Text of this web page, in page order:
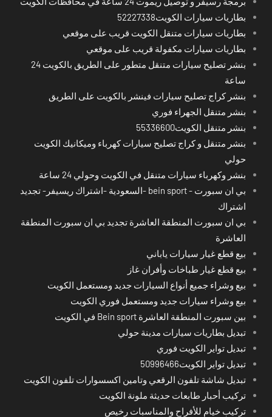
بطاريات سيارات الكويت52227338
بطاريات سيارات متنقل الكويت قريب على موقعي
بطاريات سيارات مكفولة قريب على موقعي
بنشر تصليح سيارات متنقل متطور على الطريق بالكويت 24
ساعة
بنشر كراج تصليح سيارات فينشر بالكويت على الطريق
بنشر متنقل الجهراء فوري
بنشر متنقل الكويت55336600
بنشر متنقل و كراج تصليح سيارات كهرباء وميكانيك الكويت
حولي
بنشر وكهرباء سيارات متنقل في الكويت وحولي 24 ساعة
بي ان سبورت - bein sport -السعودية -اشتراك ريسيفر- تجديد
اشتراك
بي ان سبورت المنطقة العاشرة تجديد بي ان سبورت المنطقة
العاشرة
بيع قطع غيار سيارات ياباني
بيع قطع غيار طباخات وأفران غاز
بيع وشراء جميع أنواع السيارات جديد ومستعمل الكويت
بيع وشراء سيارات جديد ومستعمل فوري الكويت
بين سبورت المنطقة العاشرة Bein sport في الكويت
تبديل بطاريات سيارات مدينة حولي
تبديل تواير الكويت فوري
تبديل تواير الكويت50996466
تبديل شاشة تلفون الرقعي وتامين اكسسوارات تلفون الكويت
تركيب أحبار طابعات حديثة ملونة الكويت
تركيب خيام للأفراح والمناسبات رخيص